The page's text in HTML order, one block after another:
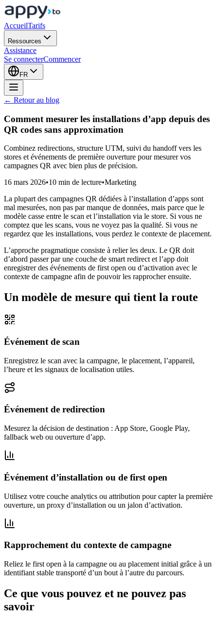
AccueilTarifs
Ressources
Assistance
Se connecterCommencer
FR
← Retour au blog
Comment mesurer les installations d’app depuis des
QR codes sans approximation
Combinez redirections, structure UTM, suivi du handoff vers les
stores et événements de première ouverture pour mesurer vos
campagnes QR avec bien plus de précision.
16 mars 2026•10 min de lecture•Marketing
La plupart des campagnes QR dédiées à l’installation d’apps sont
mal mesurées, non pas par manque de données, mais parce que le
modèle casse entre le scan et l’installation via le store. Si vous ne
comptez que les scans, vous ne voyez pas la qualité. Si vous ne
regardez que les installations, vous perdez le contexte de placement.
L’approche pragmatique consiste à relier les deux. Le QR doit
d’abord passer par une couche de smart redirect et l’app doit
enregistrer des événements de first open ou d’activation avec le
contexte de campagne afin de pouvoir les rapprocher ensuite.
Un modèle de mesure qui tient la route
Événement de scan
Enregistrez le scan avec la campagne, le placement, l’appareil,
l’heure et les signaux de localisation utiles.
Événement de redirection
Mesurez la décision de destination : App Store, Google Play,
fallback web ou ouverture d’app.
Événement d’installation ou de first open
Utilisez votre couche analytics ou attribution pour capter la première
ouverture, un proxy d’installation ou un jalon d’activation.
Rapprochement du contexte de campagne
Reliez le first open à la campagne ou au placement initial grâce à un
identifiant stable transporté d’un bout à l’autre du parcours.
Ce que vous pouvez et ne pouvez pas
savoir